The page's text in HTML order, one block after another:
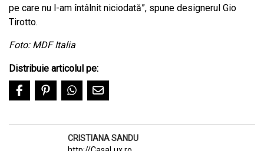
pe care nu l-am întâlnit niciodată”, spune designerul Gio
Tirotto.
Foto: MDF Italia
Distribuie articolul pe:
CRISTIANA SANDU